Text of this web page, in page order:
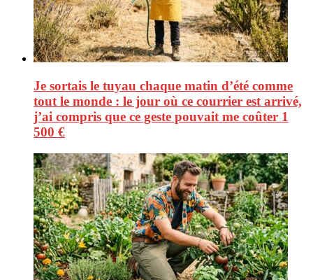
Je sortais le tuyau chaque matin d’été comme
tout le monde : le jour où ce courrier est arrivé,
j’ai compris que ce geste pouvait me coûter 1
500 €